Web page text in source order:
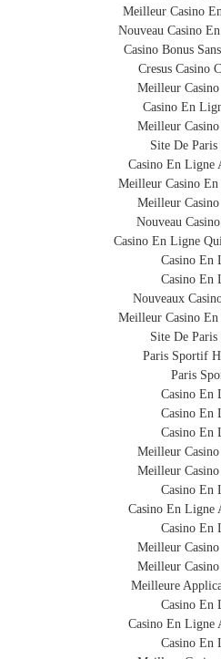
Se délestant de l’image
housse respecte
Elle n’absorbe pas l’eau
les liquides
Meilleur Casino
Nouveau Casino
Casino Bonus
Cresus Casino
Meilleur
Casino En
Meilleur
Site De
Casino En Ligne
Meilleur Casino
Meilleur
Nouveau
Casino En Ligne
Casino En
Casino En
Nouveaux
Meilleur Casino
Site De
Paris Sportif
Paris
Casino En
Casino En
Casino En
Meilleur
Meilleur
Casino En
Casino En Ligne
Casino En
Meilleur
Meilleur
Meilleure
Casino En
Casino En Ligne
Casino En